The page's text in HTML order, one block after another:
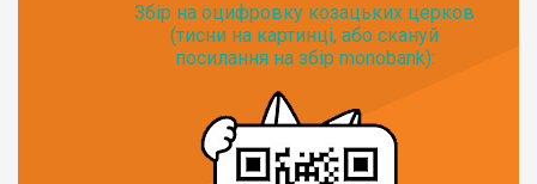
Збір на оцифровку козацьких церков
(тисни на картинці, або скануй
посилання на збір monobank):